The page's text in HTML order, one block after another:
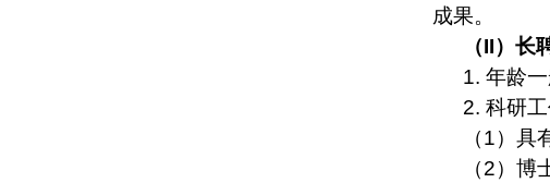
成果。
（II）长
1. 年龄
2. 科研
（1）具
（2）博